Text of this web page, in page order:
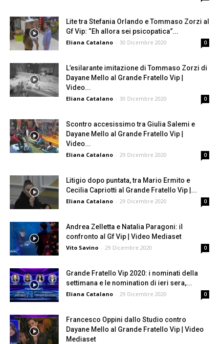
Lite tra Stefania Orlando e Tommaso Zorzi al
Gf Vip: “Eh allora sei psicopatica”...
Eliana Catalano - 30 Dicembre 2020 0
L’esilarante imitazione di Tommaso Zorzi di
Dayane Mello al Grande Fratello Vip |
Video...
Eliana Catalano - 30 Dicembre 2020 0
Scontro accesissimo tra Giulia Salemi e
Dayane Mello al Grande Fratello Vip |
Video...
Eliana Catalano - 29 Dicembre 2020 0
Litigio dopo puntata, tra Mario Ermito e
Cecilia Capriotti al Grande Fratello Vip |...
Eliana Catalano - 29 Dicembre 2020 0
Andrea Zelletta e Natalia Paragoni: il
confronto al Gf Vip | Video Mediaset
Vito Savino - 29 Dicembre 2020 0
Grande Fratello Vip 2020: i nominati della
settimana e le nomination di ieri sera,...
Eliana Catalano - 29 Dicembre 2020 0
Francesco Oppini dallo Studio contro
Dayane Mello al Grande Fratello Vip | Video
Mediaset